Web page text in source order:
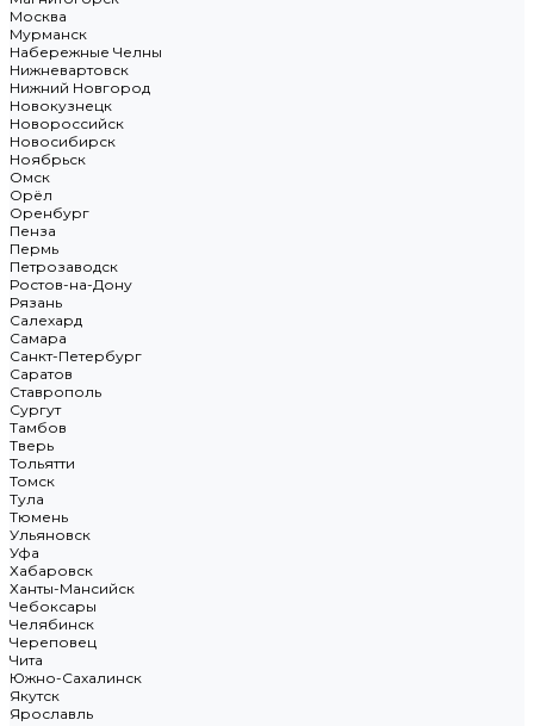
Москва
Мурманск
Набережные Челны
Нижневартовск
Нижний Новгород
Новокузнецк
Новороссийск
Новосибирск
Ноябрьск
Омск
Орёл
Оренбург
Пенза
Пермь
Петрозаводск
Ростов-на-Дону
Рязань
Салехард
Самара
Санкт-Петербург
Саратов
Ставрополь
Сургут
Тамбов
Тверь
Тольятти
Томск
Тула
Тюмень
Ульяновск
Уфа
Хабаровск
Ханты-Мансийск
Чебоксары
Челябинск
Череповец
Чита
Южно-Сахалинск
Якутск
Ярославль